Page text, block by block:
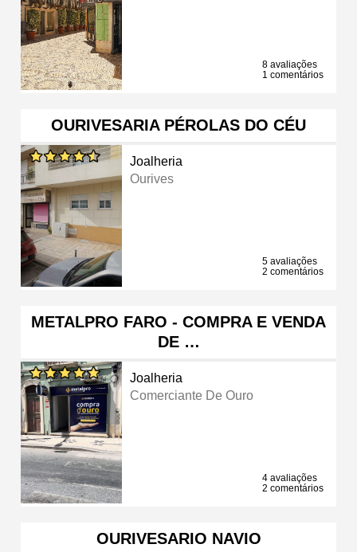
8 avaliações
1 comentários
OURIVESARIA PÉROLAS DO CÉU
Joalheria
Ourives
5 avaliações
2 comentários
METALPRO FARO - COMPRA E VENDA
DE …
Joalheria
Comerciante De Ouro
4 avaliações
2 comentários
OURIVESARIO NAVIO